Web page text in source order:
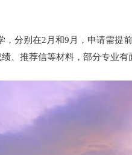
分别在2月和9月，申请需
、推荐信等材料，部分专业有